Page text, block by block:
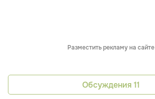
Разместить рекламу на сайте
Обсуждения 11